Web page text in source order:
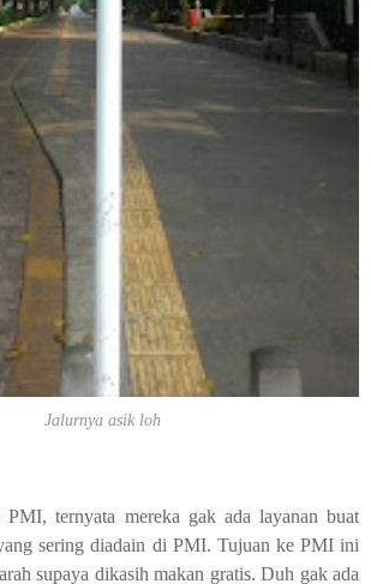
Jalurnya asik loh
PMI, ternyata mereka gak ada layanan buat
sering diadain di PMI. Tujuan ke PMI ini
supaya dikasih makan gratis. Duh gak ada